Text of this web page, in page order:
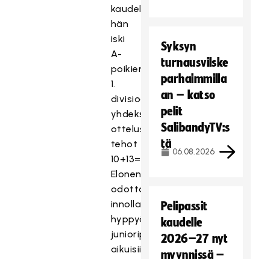
kaudella
hän
iski
A-
poikien
1.
divisioonassa
yhdeksässä
ottelussa
tehot
10+13=23.
Elonen
odottaa
innolla
hyppyä
junioripeleistä
aikuisiin.
Syksyn
turnausvilske
parhaimmilla
an – katso
pelit
SalibandyTV:s
tä
06.08.2026
Pelipassit
kaudelle
2026–27 nyt
myynnissä –